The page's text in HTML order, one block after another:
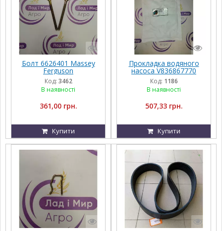
Болт 6626401 Massey
Ferguson
Код: 3462
В наявності
361,00 грн.
Купити
Прокладка водяного
насоса V836867770
AGCO PARTS Massey
Ferguson
Код: 1186
В наявності
507,33 грн.
Купити